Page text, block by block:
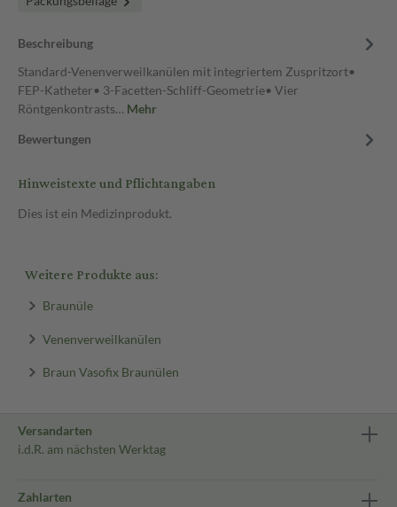
Beschreibung
Standard-Venenverweilkanülen mit integriertem Zuspritzort•
FEP-Katheter• 3-Facetten-Schliff-Geometrie• Vier
Röntgenkontrasts… Mehr
Bewertungen
Hinweistexte und Pflichtangaben
Dies ist ein Medizinprodukt.
Weitere Produkte aus:
Braunüle
Venenverweilkanülen
Braun Vasofix Braunülen
Versandarten
i.d.R. am nächsten Werktag
Zahlarten